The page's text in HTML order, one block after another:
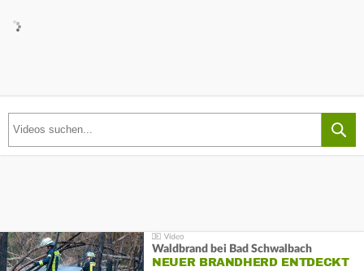
Waldbrand bei Bad Schwalbach
NEUER BRANDHERD ENTDECKT